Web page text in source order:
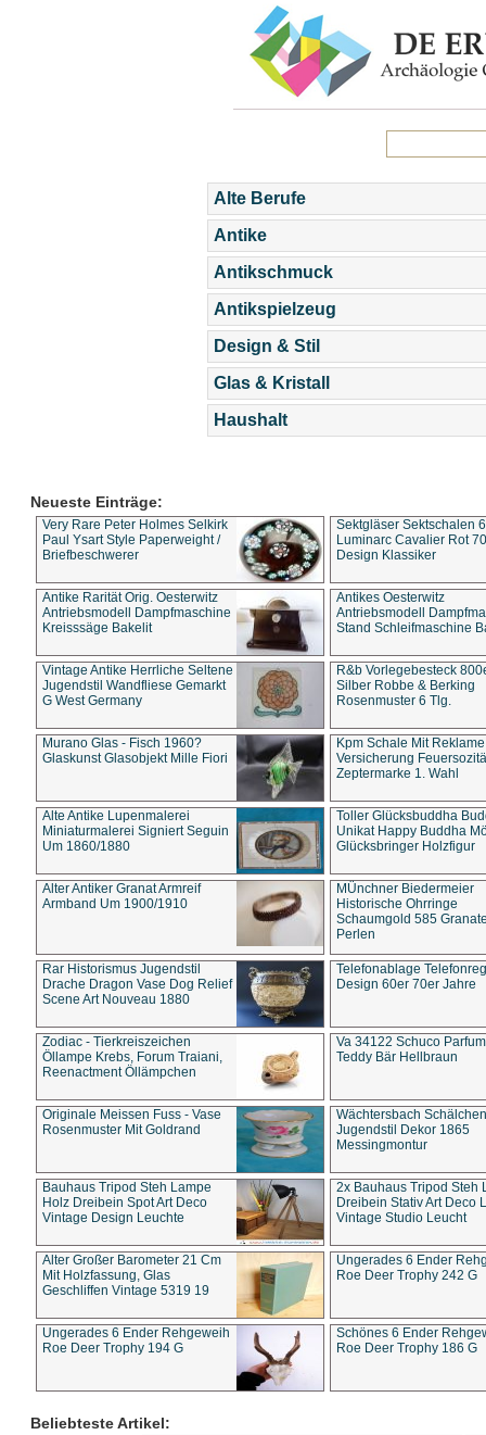
Alte Berufe
Antike
Antikschmuck
Antikspielzeug
Design & Stil
Glas & Kristall
Haushalt
Neueste Einträge:
Very Rare Peter Holmes Selkirk
Paul Ysart Style Paperweight /
Briefbeschwerer
Sektgläser Sektschalen
Luminarc Cavalier Rot
Design Klassiker
Antike Rarität Orig. Oesterwitz
Antriebsmodell Dampfmaschine
Kreisssäge Bakelit
Antikes Oesterwitz
Antriebsmodell
Stand Schleifmaschine
Vintage Antike Herrliche Seltene
Jugendstil Wandfliese Gemarkt
G West Germany
R&b Vorlegebesteck
Silber Robbe & Berking
Rosenmuster 6 Tlg.
Murano Glas - Fisch 1960?
Glaskunst Glasobjekt Mille Fiori
Kpm Schale Mit Reklame
Versicherung
Zeptermarke 1. Wahl
Alte Antike Lupenmalerei
Miniaturmalerei Signiert Seguin
Um 1860/1880
Toller Glücksbuddha
Unikat Happy Buddha
Glücksbringer Holzfigur
Alter Antiker Granat Armreif
Armband Um 1900/1910
MÜnchner Biedermeier
Historische Ohrringe
Schaumgold 585
Perlen
Rar Historismus Jugendstil
Drache Dragon Vase Dog Relief
Scene Art Nouveau 1880
Telefonablage
Design 60er 70er Jahre
Zodiac - Tierkreiszeichen
Öllampe Krebs, Forum Traiani,
Reenactment Öllämpchen
Va 34122 Schuco
Teddy Bär Hellbraun
Originale Meissen Fuss - Vase
Rosenmuster Mit Goldrand
Wächtersbach Schälchen
Jugendstil Dekor 1865
Messingmontur
Bauhaus Tripod Steh Lampe
Holz Dreibein Spot Art Deco
Vintage Design Leuchte
2x Bauhaus Tripod Steh
Dreibein Stativ Art Deco
Vintage Studio Leucht
Alter Großer Barometer 21 Cm
Mit Holzfassung, Glas
Geschliffen Vintage 5319 19
Ungerades 6 Ender
Roe Deer Trophy 242 G
Ungerades 6 Ender Rehgeweih
Roe Deer Trophy 194 G
Schönes 6 Ender
Roe Deer Trophy 186 G
Beliebteste Artikel: